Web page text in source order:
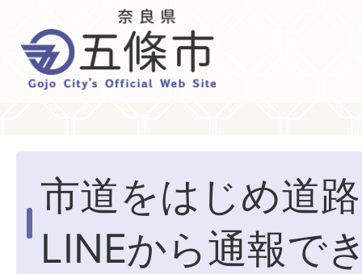
市道をはじめ道
LINEから通報で